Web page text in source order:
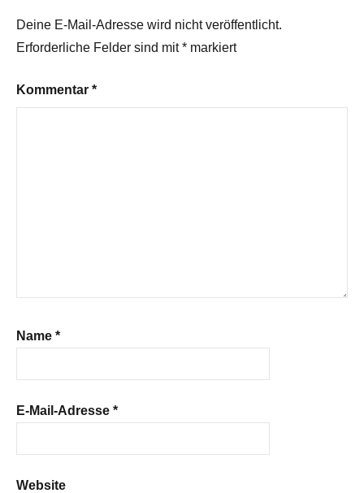
Deine E-Mail-Adresse wird nicht veröffentlicht.
Erforderliche Felder sind mit* markiert
Kommentar *
Name *
E-Mail-Adresse *
Website